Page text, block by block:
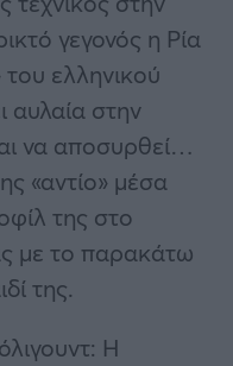
γεγονός η Ρία
ελληνικού
αυλαία στην
να αποσυρθεί…
«αντίο» μέσα
της στο
με το παρακάτω
της.
Η